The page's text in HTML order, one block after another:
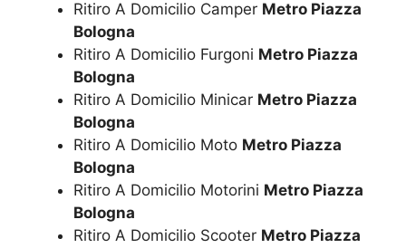
Ritiro A Domicilio Camper Metro Piazza
Bologna
Ritiro A Domicilio Furgoni Metro Piazza
Bologna
Ritiro A Domicilio Minicar Metro Piazza
Bologna
Ritiro A Domicilio Moto Metro Piazza
Bologna
Ritiro A Domicilio Motorini Metro Piazza
Bologna
Ritiro A Domicilio Scooter Metro Piazza